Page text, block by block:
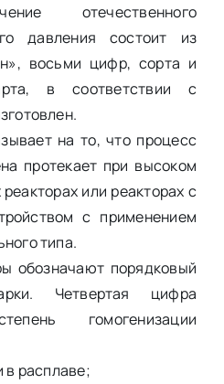
отечественного
давления состоит из
восьми цифр, сорта и
в соответствии с
на то, что процесс
протекает при высоком
или реакторах с
с применением
типа.
обозначают порядковый
Четвертая цифра
гомогенизации
в расплаве;